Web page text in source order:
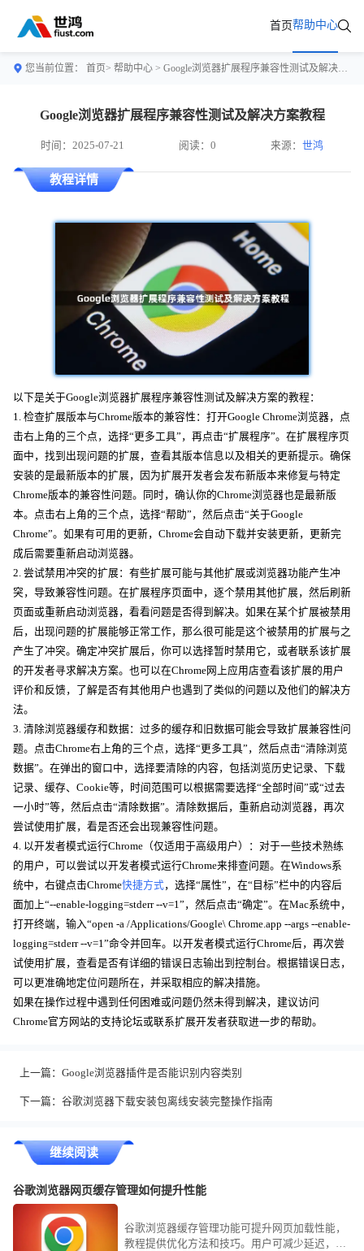
首页帮助中心
您当前位置： 首页> 帮助中心 > Google浏览器扩展程序兼容性测试及解决方案教程
Google浏览器扩展程序兼容性测试及解决方案教程
时间：2025-07-21 阅读：0 来源：世鸿
教程详情
以下是关于Google浏览器扩展程序兼容性测试及解决方案的教程：
1. 检查扩展版本与Chrome版本的兼容性：打开Google Chrome浏览器，点
击右上角的三个点，选择“更多工具”，再点击“扩展程序”。在扩展程序页
面中，找到出现问题的扩展，查看其版本信息以及相关的更新提示。确保
安装的是最新版本的扩展，因为扩展开发者会发布新版本来修复与特定
Chrome版本的兼容性问题。同时，确认你的Chrome浏览器也是最新版
本。点击右上角的三个点，选择“帮助”，然后点击“关于Google
Chrome”。如果有可用的更新，Chrome会自动下载并安装更新，更新完
成后需要重新启动浏览器。
2. 尝试禁用冲突的扩展：有些扩展可能与其他扩展或浏览器功能产生冲
突，导致兼容性问题。在扩展程序页面中，逐个禁用其他扩展，然后刷新
页面或重新启动浏览器，看看问题是否得到解决。如果在某个扩展被禁用
后，出现问题的扩展能够正常工作，那么很可能是这个被禁用的扩展与之
产生了冲突。确定冲突扩展后，你可以选择暂时禁用它，或者联系该扩展
的开发者寻求解决方案。也可以在Chrome网上应用店查看该扩展的用户
评价和反馈，了解是否有其他用户也遇到了类似的问题以及他们的解决方
法。
3. 清除浏览器缓存和数据：过多的缓存和旧数据可能会导致扩展兼容性问
题。点击Chrome右上角的三个点，选择“更多工具”，然后点击“清除浏览
数据”。在弹出的窗口中，选择要清除的内容，包括浏览历史记录、下载
记录、缓存、Cookie等，时间范围可以根据需要选择“全部时间”或“过去
一小时”等，然后点击“清除数据”。清除数据后，重新启动浏览器，再次
尝试使用扩展，看是否还会出现兼容性问题。
4. 以开发者模式运行Chrome（仅适用于高级用户）：对于一些技术熟练
的用户，可以尝试以开发者模式运行Chrome来排查问题。在Windows系
统中，右键点击Chrome快捷方式，选择“属性”，在“目标”栏中的内容后
面加上“--enable-logging=stderr --v=1”，然后点击“确定”。在Mac系统中，
打开终端，输入“open -a /Applications/Google\ Chrome.app --args --enable-
logging=stderr --v=1”命令并回车。以开发者模式运行Chrome后，再次尝
试使用扩展，查看是否有详细的错误日志输出到控制台。根据错误日志，
可以更准确地定位问题所在，并采取相应的解决措施。
如果在操作过程中遇到任何困难或问题仍然未得到解决，建议访问
Chrome官方网站的支持论坛或联系扩展开发者获取进一步的帮助。
上一篇： Google浏览器插件是否能识别内容类别
下一篇： 谷歌浏览器下载安装包离线安装完整操作指南
继续阅读
谷歌浏览器网页缓存管理如何提升性能
谷歌浏览器缓存管理功能可提升网页加载性能，
教程提供优化方法和技巧。用户可减少延迟，实